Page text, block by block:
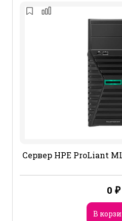
Сервер HPE ProLiant
0 ₽
В